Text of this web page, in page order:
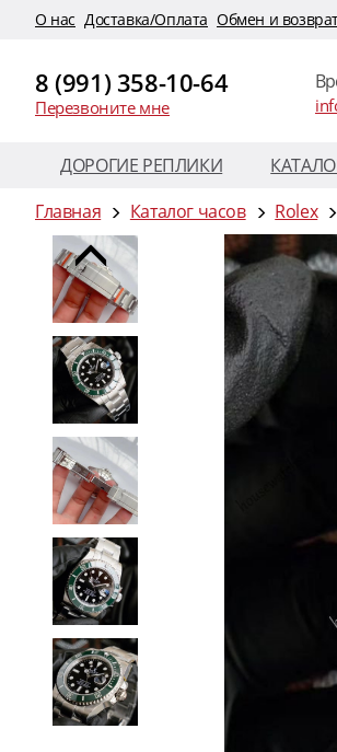
O нас Доставка/Оплата Обмен и
8 (991) 358-10-64
Перезвоните мне
ДОРОГИЕ РЕПЛИКИ
Главная
Каталог часов Rolex